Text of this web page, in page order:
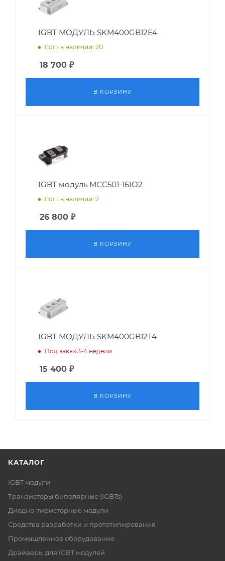
IGBT МОДУЛЬ SKM400GB12E4
Есть в наличии: 20
18 700 ₽
В КОРЗИНУ
IGBT модуль MCC501-16IO2
Есть в наличии: 2
26 800 ₽
В КОРЗИНУ
IGBT МОДУЛЬ SKM400GB12T4
Под заказ 3-4 недели
15 400 ₽
В КОРЗИНУ
КАТАЛОГ
IGBT модули
Транзисторы биполярные (IGBTs)
Диодно-тиристорные модули
Средства разработки и прототипирования
Промышленное оборудование
Драйверы для IGBT модулей